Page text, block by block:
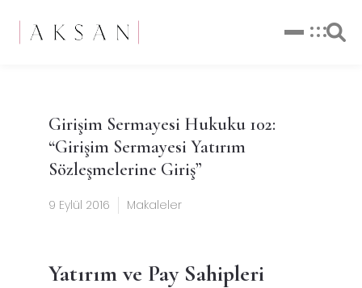
Girişim Sermayesi Hukuku 102:
“Girişim Sermayesi Yatırım
Sözleşmelerine Giriş”
9 Eylül 2016 Makaleler
Yatırım ve Pay Sahipleri